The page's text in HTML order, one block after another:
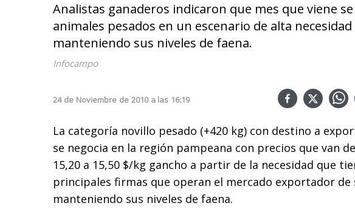
Analistas ganaderos indicaron que mes que viene
animales pesados en un escenario de alta
manteniendo sus niveles de faena.
Infocampo
24 de Noviembre de 2010 a las 16:19
La categoría novillo pesado (+420 kg) con destino a
se negocia en la región pampeana con precios que van
15,20 a 15,50 $/kg gancho a partir de la necesidad que
principales firmas que operan el mercado exportador de
manteniendo sus niveles de faena.